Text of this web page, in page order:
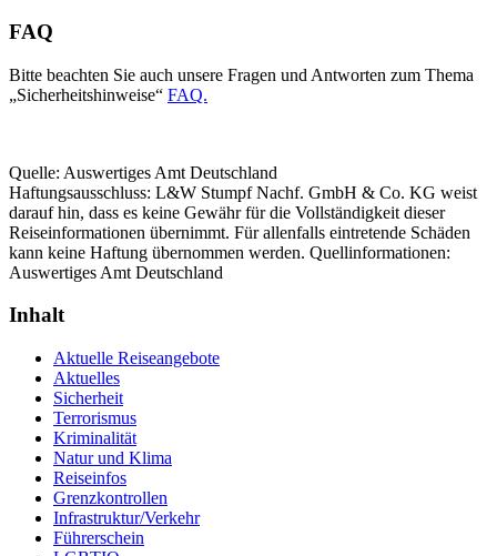
FAQ
Bitte beachten Sie auch unsere Fragen und Antworten zum Thema
„Sicherheitshinweise“ FAQ.
Quelle: Auswertiges Amt Deutschland
Haftungsausschluss: L&W Stumpf Nachf. GmbH & Co. KG weist
darauf hin, dass es keine Gewähr für die Vollständigkeit dieser
Reiseinformationen übernimmt. Für allenfalls eintretende Schäden
kann keine Haftung übernommen werden. Quellinformationen:
Auswertiges Amt Deutschland
Inhalt
Aktuelle Reiseangebote
Aktuelles
Sicherheit
Terrorismus
Kriminalität
Natur und Klima
Reiseinfos
Grenzkontrollen
Infrastruktur/Verkehr
Führerschein